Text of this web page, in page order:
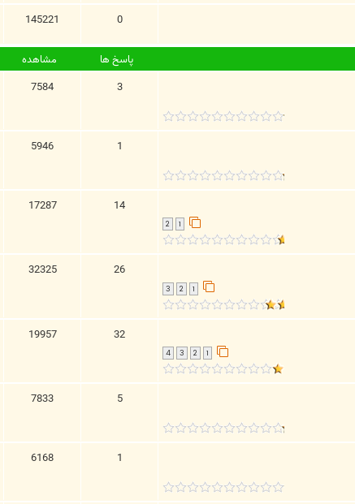
0
145221
پاسخ ها مشاهده
3
7584
1
5946
1
2
14
17287
1
2
3
26
32325
1
2
3
4
32
19957
5
7833
1
6168